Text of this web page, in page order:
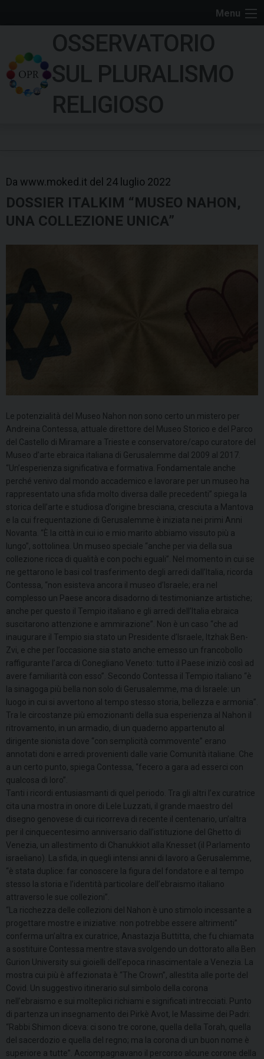
k
Menu
OSSERVATORIO
SUL PLURALISMO
RELIGIOSO
Da www.moked.it del 24 luglio 2022
DOSSIER ITALKIM “MUSEO NAHON,
UNA COLLEZIONE UNICA”
Le potenzialità del Museo Nahon non sono certo un mistero per
Andreina Contessa, attuale direttore del Museo Storico e del Parco
del Castello di Miramare a Trieste e conservatore/capo curatore del
Museo d’arte ebraica italiana di Gerusalemme dal 2009 al 2017.
“Un’esperienza significativa e formativa. Fondamentale anche
perché venivo dal mondo accademico e lavorare per un museo ha
rappresentato una sfida molto diversa dalle precedenti” spiega la
storica dell’arte e studiosa d’origine bresciana, cresciuta a Mantova
e la cui frequentazione di Gerusalemme è iniziata nei primi Anni
Novanta. “È la città in cui io e mio marito abbiamo vissuto più a
lungo”, sottolinea. Un museo speciale “anche per via della sua
collezione ricca di qualità e con pochi eguali”. Nel momento in cui se
ne gettarono le basi col trasferimento degli arredi dall’Italia, ricorda
Contessa, “non esisteva ancora il museo d’Israele; era nel
complesso un Paese ancora disadorno di testimonianze artistiche;
anche per questo il Tempio italiano e gli arredi dell’Italia ebraica
suscitarono attenzione e ammirazione”. Non è un caso “che ad
inaugurare il Tempio sia stato un Presidente d’Israele, Itzhak Ben-
Zvi, e che per l’occasione sia stato anche emesso un francobollo
raffigurante l’arca di Conegliano Veneto: tutto il Paese iniziò così ad
avere familiarità con esso”. Secondo Contessa il Tempio italiano “è
la sinagoga più bella non solo di Gerusalemme, ma di Israele: un
luogo in cui si avvertono al tempo stesso storia, bellezza e armonia”.
Tra le circostanze più emozionanti della sua esperienza al Nahon il
ritrovamento, in un armadio, di un quaderno appartenuto al
dirigente sionista dove “con semplicità commovente” erano
annotati doni e arredi provenienti dalle varie Comunità italiane. Che
a un certo punto, spiega Contessa, “fecero a gara ad esserci con
qualcosa di loro”.
Tanti i ricordi entusiasmanti di quel periodo. Tra gli altri l’ex curatrice
cita una mostra in onore di Lele Luzzati, il grande maestro del
disegno genovese di cui ricorreva di recente il centenario, un’altra
per il cinquecentesimo anniversario dall’istituzione del Ghetto di
Venezia, un allestimento di Chanukkiot alla Knesset (il Parlamento
israeliano). La sfida, in quegli intensi anni di lavoro a Gerusalemme,
“è stata duplice: far conoscere la figura del fondatore e al tempo
stesso la storia e l’identità particolare dell’ebraismo italiano
attraverso le sue collezioni”.
“La ricchezza delle collezioni del Nahon è uno stimolo incessante a
progettare mostre e iniziative: non potrebbe essere altrimenti”
conferma un’altra ex curatrice, Anastazja Buttitta, che fu chiamata
a sostituire Contessa mentre stava svolgendo un dottorato alla Ben
Gurion University sui gioielli dell’epoca rinascimentale a Venezia. La
mostra cui più è affezionata è “The Crown”, allestita alle porte del
Covid. Un suggestivo itinerario sul simbolo della corona
nell’ebraismo e sui molteplici richiami e significati intrecciati. Punto
di partenza un insegnamento dei Pirkè Avot, le Massime dei Padri:
“Rabbi Shimon diceva: ci sono tre corone, quella della Torah, quella
del sacerdozio e quella del regno; ma la corona di un buon nome è
superiore a tutte”. Accompagnavano il percorso alcune corone della